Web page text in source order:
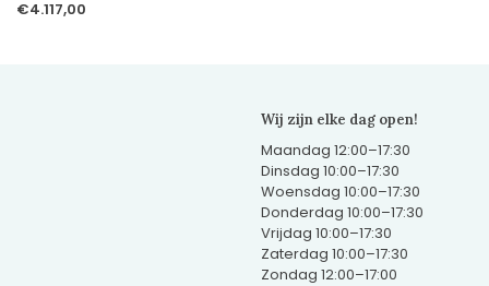
€4.117,00
Wij zijn elke dag open!
Maandag 12:00–17:30
Dinsdag 10:00–17:30
Woensdag 10:00–17:30
Donderdag 10:00–17:30
Vrijdag 10:00–17:30
Zaterdag 10:00–17:30
Zondag 12:00–17:00